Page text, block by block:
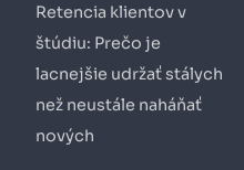
Retencia klientov v
štúdiu: Prečo je
lacnejšie udržať stálych
než neustále naháňať
nových